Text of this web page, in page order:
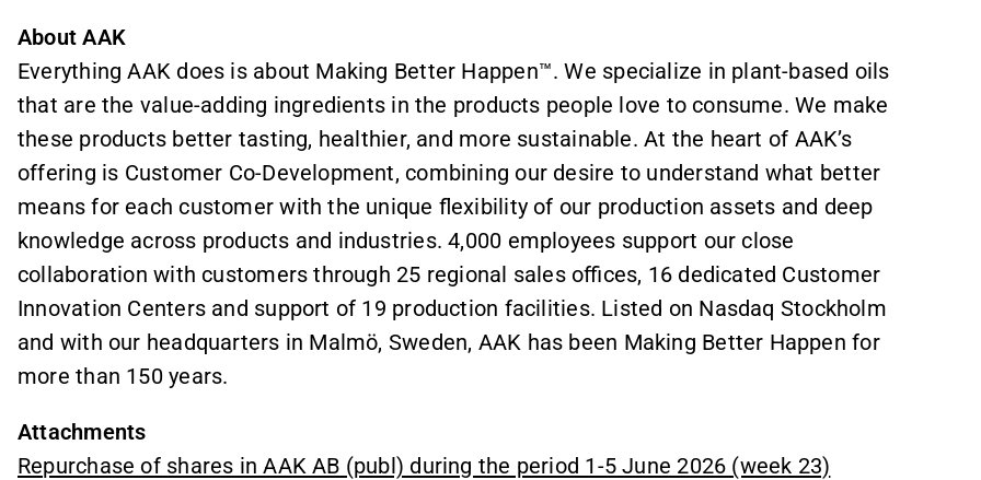
About AAK
Everything AAK does is about Making Better Happen™. We specialize in plant-based oils
that are the value-adding ingredients in the products people love to consume. We make
these products better tasting, healthier, and more sustainable. At the heart of AAK’s
offering is Customer Co-Development, combining our desire to understand what better
means for each customer with the unique flexibility of our production assets and deep
knowledge across products and industries. 4,000 employees support our close
collaboration with customers through 25 regional sales offices, 16 dedicated Customer
Innovation Centers and support of 19 production facilities. Listed on Nasdaq Stockholm
and with our headquarters in Malmö, Sweden, AAK has been Making Better Happen for
more than 150 years.
Attachments
Repurchase of shares in AAK AB (publ) during the period 1-5 June 2026 (week 23)